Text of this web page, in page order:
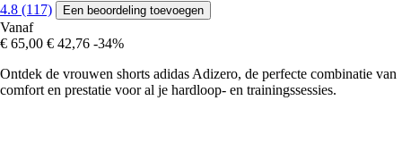
4.8 (117) Een beoordeling toevoegen
Vanaf
€ 65,00 € 42,76 -34%
Ontdek de vrouwen shorts adidas Adizero, de perfecte combinatie van
comfort en prestatie voor al je hardloop- en trainingssessies.